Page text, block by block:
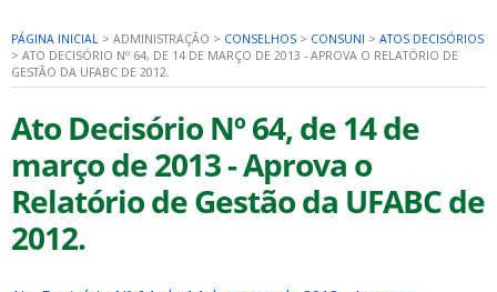
PÁGINA INICIAL > ADMINISTRAÇÃO > CONSELHOS > CONSUNI > ATOS DECISÓRIOS
> ATO DECISÓRIO Nº 64, DE 14 DE MARÇO DE 2013 - APROVA O RELATÓRIO DE
GESTÃO DA UFABC DE 2012.
Ato Decisório Nº 64, de 14 de
março de 2013 - Aprova o
Relatório de Gestão da UFABC de
2012.